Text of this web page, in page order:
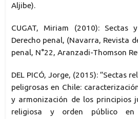
Aljibe).
CUGAT, Miriam (2010): Sectas
Derecho penal, (Navarra, Revista
penal, N°22, Aranzadi-Thomson
DEL PICÓ, Jorge, (2015): “Sectas
peligrosas en Chile:
y armonización de los principios
religiosa y orden público en